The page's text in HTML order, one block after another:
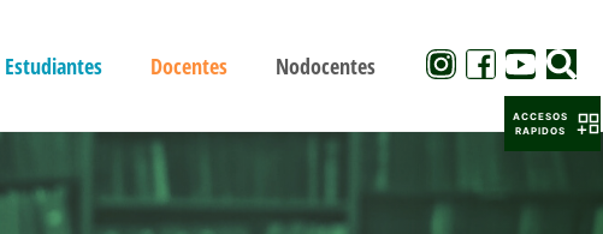
Estudiantes Docentes Nodocentes
ACCESOS
RAPIDOS